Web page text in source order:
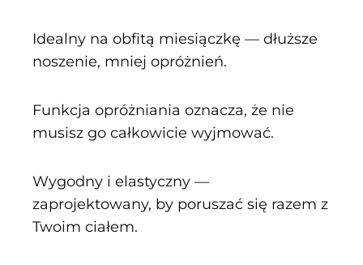
Idealny na obfitą miesiączkę — dłuższe
noszenie, mniej opróżnień.
Funkcja opróżniania oznacza, że nie
musisz go całkowicie wyjmować.
Wygodny i elastyczny —
zaprojektowany, by poruszać się razem z
Twoim ciałem.